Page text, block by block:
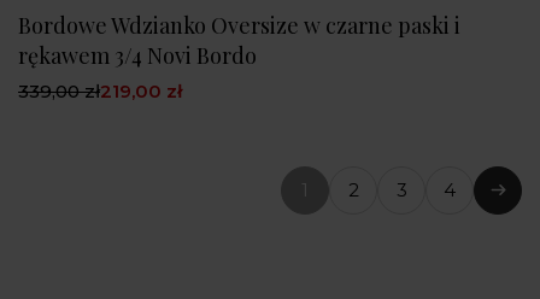
Bordowe Wdzianko Oversize w czarne paski i
rękawem 3/4 Novi Bordo
339,00 zł219,00 zł
1(bieżąca
strona)
2 3 4